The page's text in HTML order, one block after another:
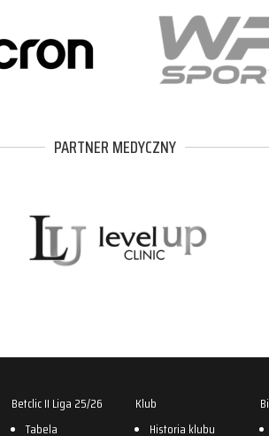
PARTNER MEDYCZNY
Betclic II Liga 25/26
Tabela
Klub
Historia klubu